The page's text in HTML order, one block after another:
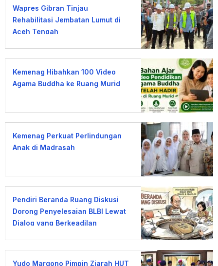
Wapres Gibran Tinjau
Rehabilitasi Jembatan Lumut di
Aceh Tengah
Kemenag Hibahkan 100 Video
Agama Buddha ke Ruang Murid
Kemenag Perkuat Perlindungan
Anak di Madrasah
Pendiri Beranda Ruang Diskusi
Dorong Penyelesaian BLBI Lewat
Dialog yang Berkeadilan
Yudo Margono Pimpin Ziarah HUT